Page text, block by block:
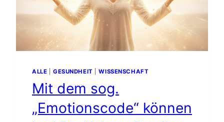
ALLE GESUNDHEIT |WISSENSCHAFT
Mit dem sog.
„Emotionscode“ können